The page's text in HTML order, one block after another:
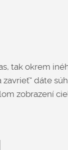
tak okrem
dáte
zobrazení